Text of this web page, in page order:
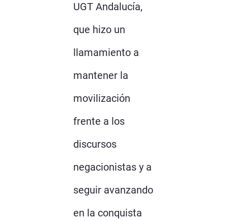
UGT Andalucía,
que hizo un
llamamiento a
mantener la
movilización
frente a los
discursos
negacionistas y a
seguir avanzando
en la conquista